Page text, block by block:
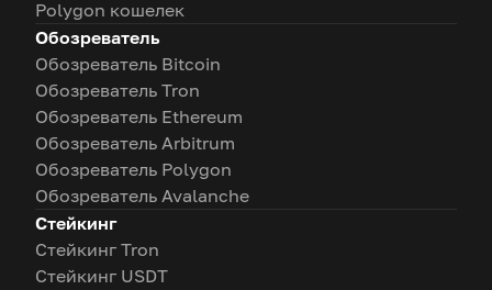
Polygon кошелек
Обозреватель
Обозреватель Bitcoin
Обозреватель Tron
Обозреватель Ethereum
Обозреватель Arbitrum
Обозреватель Polygon
Обозреватель Avalanche
Стейкинг
Стейкинг Tron
Стейкинг USDT